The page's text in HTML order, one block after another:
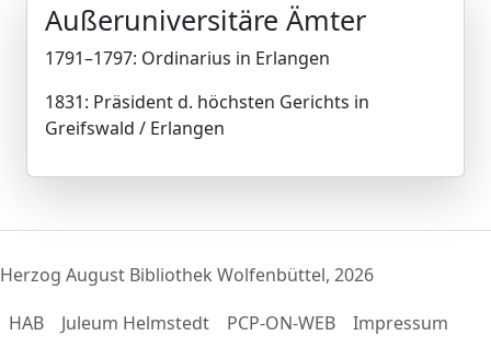
Außeruniversitäre Ämter
1791–1797: Ordinarius in Erlangen
1831: Präsident d. höchsten Gerichts in
Greifswald / Erlangen
Herzog August Bibliothek Wolfenbüttel, 2026
HAB
Juleum Helmstedt PCP-ON-WEB Impressum